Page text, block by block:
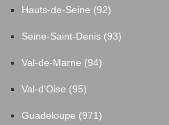
Hauts-de-Seine (92)
Seine-Saint-Denis (93)
Val-de-Marne (94)
Val-d'Oise (95)
Guadeloupe (971)